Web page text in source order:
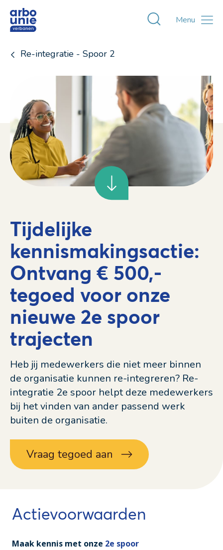
Toggle
Menu
Re-integratie - Spoor 2
Tijdelijke
kennismakingsactie:
Ontvang € 500,-
tegoed voor onze
nieuwe 2e spoor
trajecten
Vraag tegoed aan
Heb jij medewerkers die niet meer binnen
de organisatie kunnen re-integreren? Re-
integratie 2e spoor helpt deze medewerkers
bij het vinden van ander passend werk
buiten de organisatie.
Actievoorwaarden
Maak kennis met onze 2e spoor